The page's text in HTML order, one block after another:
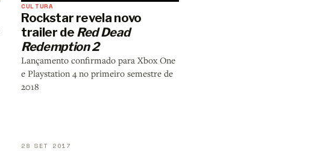
CULTURA
Rockstar revela novo
trailer de Red Dead
Redemption 2
Lançamento confirmado para Xbox One
e Playstation 4 no primeiro semestre de
2018
28 SET 2017